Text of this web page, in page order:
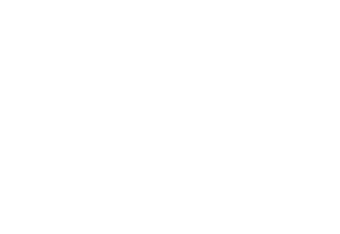
gegen die Ausstellung
persönlich bei der